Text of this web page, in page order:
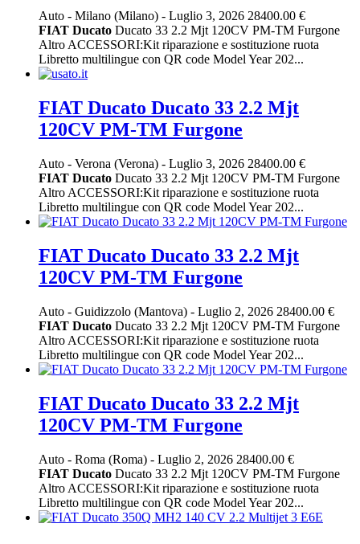
Auto - Milano (Milano) - Luglio 3, 2026 28400.00 €
FIAT Ducato Ducato 33 2.2 Mjt 120CV PM-TM Furgone
Altro ACCESSORI:Kit riparazione e sostituzione ruota
Libretto multilingue con QR code Model Year 202...
FIAT Ducato Ducato 33 2.2 Mjt
120CV PM-TM Furgone
Auto - Verona (Verona) - Luglio 3, 2026 28400.00 €
FIAT Ducato Ducato 33 2.2 Mjt 120CV PM-TM Furgone
Altro ACCESSORI:Kit riparazione e sostituzione ruota
Libretto multilingue con QR code Model Year 202...
FIAT Ducato Ducato 33 2.2 Mjt
120CV PM-TM Furgone
Auto - Guidizzolo (Mantova) - Luglio 2, 2026 28400.00 €
FIAT Ducato Ducato 33 2.2 Mjt 120CV PM-TM Furgone
Altro ACCESSORI:Kit riparazione e sostituzione ruota
Libretto multilingue con QR code Model Year 202...
FIAT Ducato Ducato 33 2.2 Mjt
120CV PM-TM Furgone
Auto - Roma (Roma) - Luglio 2, 2026 28400.00 €
FIAT Ducato Ducato 33 2.2 Mjt 120CV PM-TM Furgone
Altro ACCESSORI:Kit riparazione e sostituzione ruota
Libretto multilingue con QR code Model Year 202...